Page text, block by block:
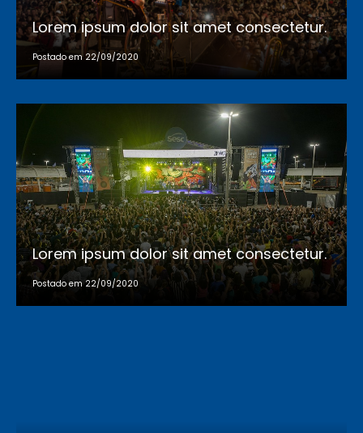
Lorem ipsum dolor sit amet consectetur.
Postado em 22/09/2020
Lorem ipsum dolor sit amet consectetur.
Postado em 22/09/2020